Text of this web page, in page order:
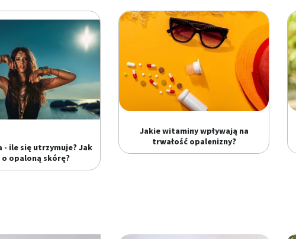
- ile się utrzymuje? Jak
o opaloną skórę?
Jakie witaminy wpływają na
trwałość opalenizny?